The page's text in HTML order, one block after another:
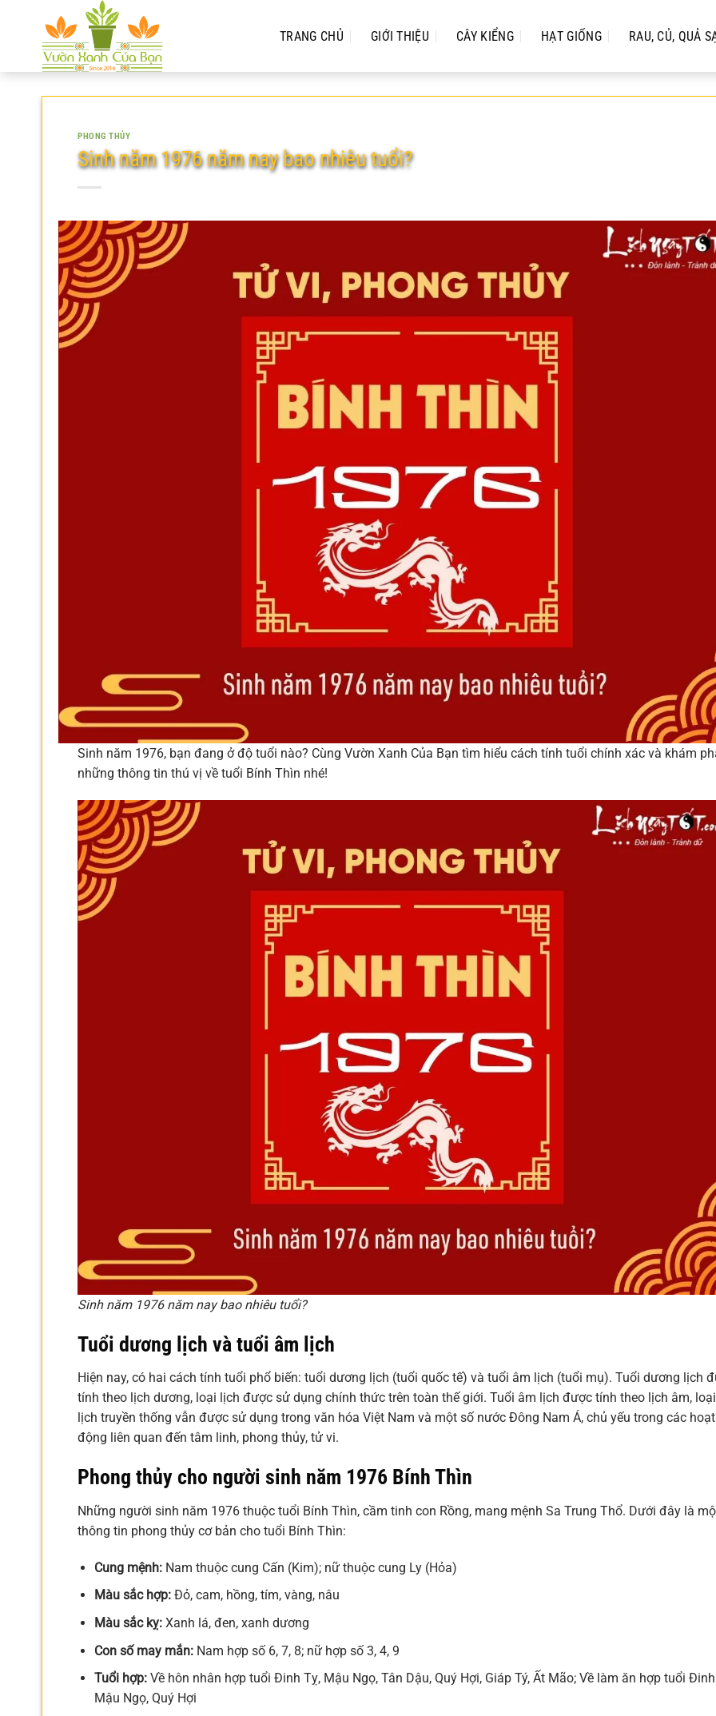
dung
TRANG CHỦ GIỚI THIỆU CÂY KIỂNG HẠT GIỐNG RAU, CỦ, QUẢ
PHONG THỦY
Sinh năm 1976 năm nay bao nhiêu tuổi?
Sinh năm 1976, bạn đang ở độ tuổi nào? Cùng Vườn Xanh Của Bạn tìm hiểu cách tính tuổi chính xác và khám
những thông tin thú vị về tuổi Bính Thìn nhé!
Sinh năm 1976 năm nay bao nhiêu tuổi?
Tuổi dương lịch và tuổi âm lịch
Hiện nay, có hai cách tính tuổi phổ biến: tuổi dương lịch (tuổi quốc tế) và tuổi âm lịch (tuổi mụ). Tuổi dương lịch
tính theo lịch dương, loại lịch được sử dụng chính thức trên toàn thế giới. Tuổi âm lịch được tính theo lịch âm, loại
lịch truyền thống vẫn được sử dụng trong văn hóa Việt Nam và một số nước Đông Nam Á, chủ yếu trong các hoạt
động liên quan đến tâm linh, phong thủy, tử vi.
Phong thủy cho người sinh năm 1976 Bính Thìn
Những người sinh năm 1976 thuộc tuổi Bính Thìn, cầm tinh con Rồng, mang mệnh Sa Trung Thổ. Dưới đây là
thông tin phong thủy cơ bản cho tuổi Bính Thìn:
Cung mệnh:Nam thuộc cung Cấn (Kim); nữ thuộc cung Ly (Hỏa)
Màu sắc hợp:Đỏ, cam, hồng, tím, vàng, nâu
Màu sắc kỵ:Xanh lá, đen, xanh dương
Con số may mắn:Nam hợp số 6, 7, 8; nữ hợp số 3, 4, 9
Tuổi hợp:Về hôn nhân hợp tuổi Đinh Tỵ, Mậu Ngọ, Tân Dậu, Quý Hợi, Giáp Tý, Ất Mão; Về làm ăn hợp tuổi
Mậu Ngọ, Quý Hợi